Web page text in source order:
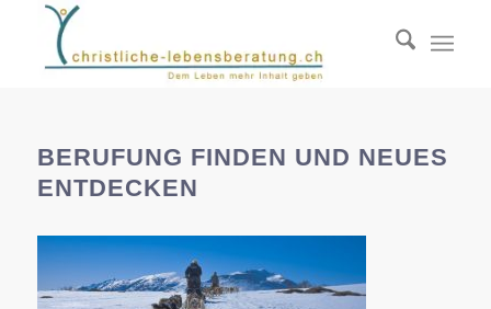
BERUFUNG FINDEN UND NEUES
ENTDECKEN